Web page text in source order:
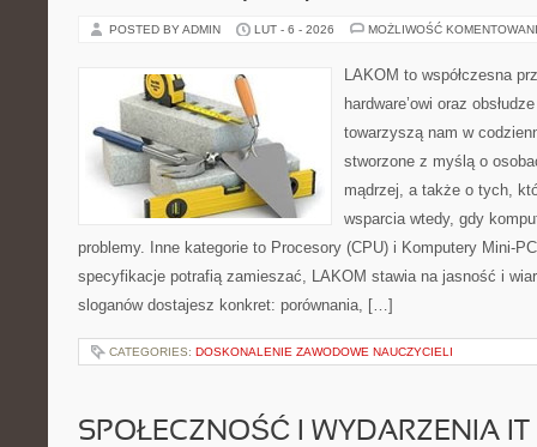
POSTED BY ADMIN LUT - 6 - 2026 MOŻLIWOŚĆ
LAKOM to współczesna
hardware’owi oraz
towarzyszą nam w
stworzone z myślą o
mądrzej, a także o tych,
wsparcia wtedy, gdy
problemy. Inne kategorie to Procesory (CPU) i Komputery Mini-
specyfikacje potrafią zamieszać, LAKOM stawia na jasność i
sloganów dostajesz konkret: porównania, […]
CATEGORIES: DOSKONALENIE ZAWODOWE NAUCZYCIELI
SPOŁECZNOŚĆ I WYDARZENIA IT